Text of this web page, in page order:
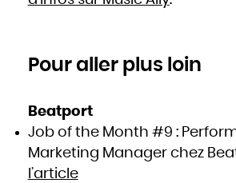
Pour aller plus loin
Beatport
Job of the Month #9 :
Marketing Manager chez
l’article